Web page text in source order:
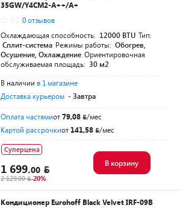
35GW/Y4CM2-A++/A+
0 отзывов
Охлаждающая способность: 12000 BTU Тип:
Сплит-система Режимы работы: Обогрев,
Осушение, Охлаждение Ориентировочная
обслуживаемая площадь: 30 м2
В наличии в 1 магазине
Доставка курьером - Завтра
Оплата частямиот79,08
/мес
Картой рассрочкиот 141,58 /мес
Суперцена
1 699.00
2 129.00 -20%
В корзину
Кондиционер Eurohoff Black Velvet IRF-09B